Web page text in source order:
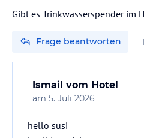
Gibt es Trinkwasserspender im
Frage beantworten
Ismail vom Hotel
am 5. Juli 2026
hello susi